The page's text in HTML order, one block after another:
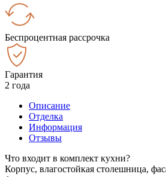
Беспроцентная рассрочка
Гарантия
2 года
Описание
Отделка
Информация
Отзывы
Что входит в комплект кухни?
Корпус, влагостойкая столешница,